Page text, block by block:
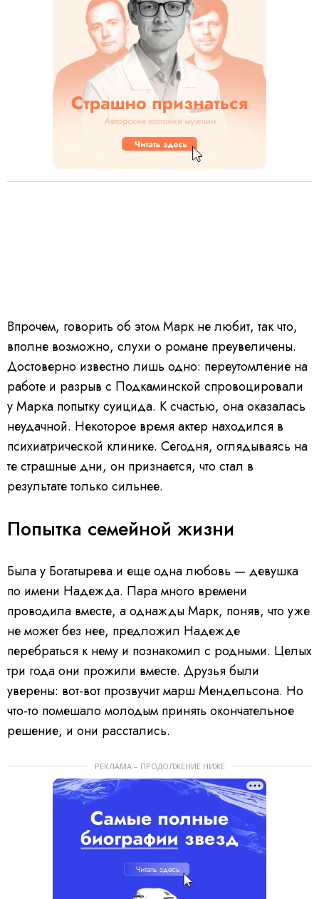
Впрочем, говорить об этом Марк не любит, так что,
вполне возможно, слухи о романе преувеличены.
Достоверно известно лишь одно: переутомление на
работе и разрыв с Подкаминской спровоцировали
у Марка попытку суицида. К счастью, она оказалась
неудачной. Некоторое время актер находился в
психиатрической клинике. Сегодня, оглядываясь на
те страшные дни, он признается, что стал в
результате только сильнее.
Попытка семейной жизни
Была у Богатырева и еще одна любовь — девушка
по имени Надежда. Пара много времени
проводила вместе, а однажды Марк, поняв, что уже
не может без нее, предложил Надежде
перебраться к нему и познакомил с родными. Целых
три года они прожили вместе. Друзья были
уверены: вот-вот прозвучит марш Мендельсона. Но
что-то помешало молодым принять окончательное
решение, и они расстались.
РЕКЛАМА – ПРОДОЛЖЕНИЕ НИЖЕ